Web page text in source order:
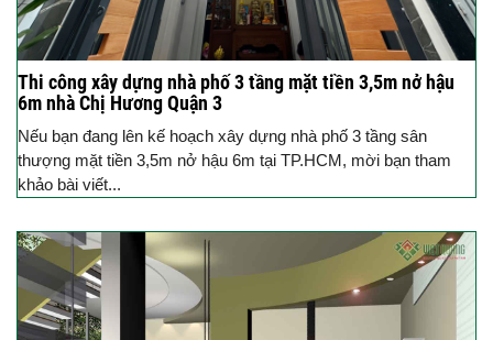
Thi công xây dựng nhà phố 3 tầng mặt tiền 3,5m nở hậu
6m nhà Chị Hương Quận 3
Nếu bạn đang lên kế hoạch xây dựng nhà phố 3 tầng sân
thượng mặt tiền 3,5m nở hậu 6m tại TP.HCM, mời bạn tham
khảo bài viết...